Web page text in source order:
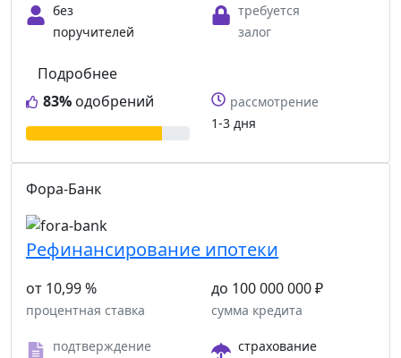
без
поручителей
требуется
залог
83% одобрений
Подробнее
рассмотрение
1-3 дня
Фора-Банк
Рефинансирование ипотеки
от 10,99 %
процентная ставка
до 100 000 000 ₽
сумма кредита
подтверждение
страхование